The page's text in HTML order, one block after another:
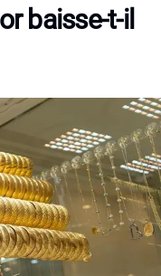
baisse-t-il